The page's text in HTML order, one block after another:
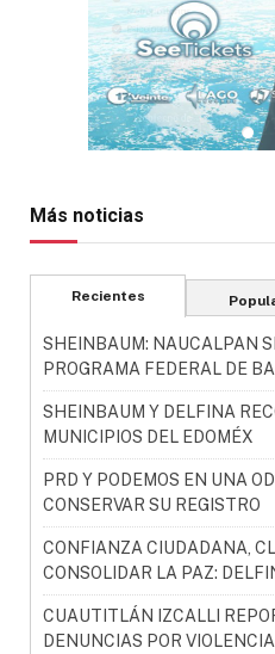
Más noticias
Recientes
SHEINBAUM: NAUCALPAN
PROGRAMA FEDERAL DE
SHEINBAUM Y DELFINA
MUNICIPIOS DEL EDOMÉX
PRD Y PODEMOS EN UNA
CONSERVAR SU REGISTRO
CONFIANZA CIUDADANA,
CONSOLIDAR LA PAZ:
CUAUTITLÁN IZCALLI
DENUNCIAS POR